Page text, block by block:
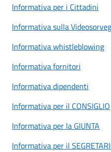
Informativa per i Cittadini
Informativa sulla
Informativa whistleblowing
Informativa fornitori
Informativa dipendenti
Informativa per il CONSIGLIO
Informativa per la GIUNTA
Informativa per il